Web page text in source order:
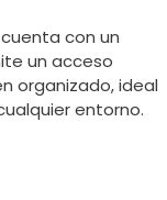
con un
un acceso
organizado, ideal
entorno.